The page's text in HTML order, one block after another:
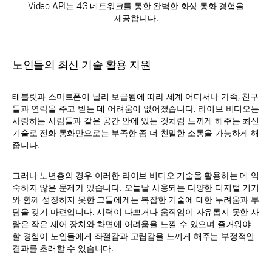
Video API는 4G 네트워크를 통한 완벽한 화상 통화 경험을
제공합니다.
노인들의 최신 기술 활용 지원
태블릿과 스마트폰이 널리 보급됨에 따라 세계 어디서나 가족, 친구
들과 연락을 주고 받는 데 어려움이 없어졌습니다. 라이브 비디오는
사랑하는 사람들과 같은 공간 안에 있는 것처럼 느끼게 해주는 최신
기술로 전화 통화만으로는 부족한 좀 더 친밀한 소통을 가능하게 해
줍니다.
그러나 노년층의 경우 이러한 라이브 비디오 기술을 활용하는 데 익
숙하지 않은 문제가 있습니다. 오늘날 사용되는 다양한 디지털 기기
와 함께 성장하지 못한 그들에게는 복잡한 기술에 대한 두려움과 부
담을 갖기 마련입니다. 시력이 나쁘거나 움직임이 자유롭지 못한 사
람은 작은 제어 장치와 화면에 어려움을 느낄 수 있으며 즐거워야
할 경험이 노인들에게 좌절감과 고립감을 느끼게 해주는 부정적인
결과를 초래할 수 있습니다.